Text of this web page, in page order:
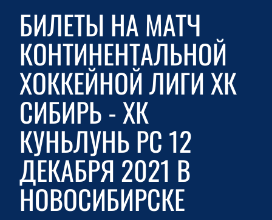
БИЛЕТЫ НА МАТЧ
КОНТИНЕНТАЛЬНОЙ
ХОККЕЙНОЙ ЛИГИ ХК
СИБИРЬ - ХК
КУНЬЛУНЬ РС 12
ДЕКАБРЯ 2021 В
НОВОСИБИРСКЕ